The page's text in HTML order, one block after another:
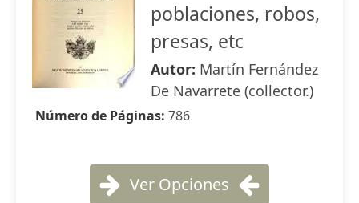
poblaciones, robos,
presas, etc
Autor: Martín Fernández
De Navarrete (collector.)
Número de Páginas: 786
Ver Opciones